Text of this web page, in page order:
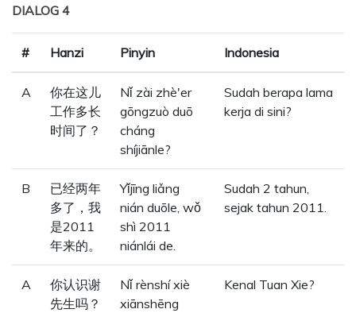
DIALOG 4
# Hanzi Pinyin Indonesia
A
你在这儿
工作多长
时间了？
Nǐ zài zhè'er
gōngzuò duō
cháng
shíjiānle?
Sudah berapa lama
kerja di sini?
B
已经两年
多了，我
是2011
年来的。
Yǐjīng liǎng
nián duōle, wǒ
shì 2011
niánlái de.
Sudah 2 tahun,
sejak tahun 2011.
A
你认识谢
先生吗？
Nǐ rènshí xiè
xiānshēng
Kenal Tuan Xie?